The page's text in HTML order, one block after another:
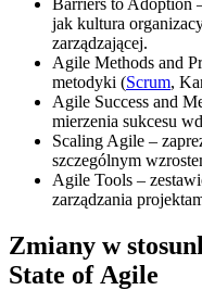
jak kultura
zarządzającej.
Agile Methods and
metodyki (Scrum,
Agile Success and
mierzenia sukcesu
Scaling Agile –
szczególnym
Agile Tools –
zarządzania
Zmiany w
State of Agile